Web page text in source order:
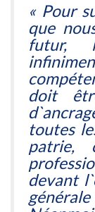
« Pour
que
futur,
doit
toutes
patrie,
devant